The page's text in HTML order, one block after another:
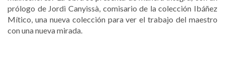
prólogo de Jordi Canyissà, comisario de la colección Ibáñez
Mítico, una nueva colección para ver el trabajo del maestro
con una nueva mirada.